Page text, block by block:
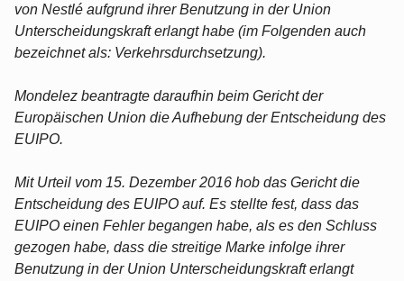
von Nestlé aufgrund ihrer Benutzung in der Union
Unterscheidungskraft erlangt habe (im Folgenden auch
bezeichnet als: Verkehrsdurchsetzung).
Mondelez beantragte daraufhin beim Gericht der
Europäischen Union die Aufhebung der Entscheidung des
EUIPO.
Mit Urteil vom 15. Dezember 2016 hob das Gericht die
Entscheidung des EUIPO auf. Es stellte fest, dass das
EUIPO einen Fehler begangen habe, als es den Schluss
gezogen habe, dass die streitige Marke infolge ihrer
Benutzung in der Union Unterscheidungskraft erlangt